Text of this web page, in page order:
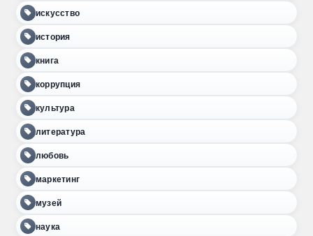
искусство
история
книга
коррупция
культура
литература
любовь
маркетинг
музей
наука